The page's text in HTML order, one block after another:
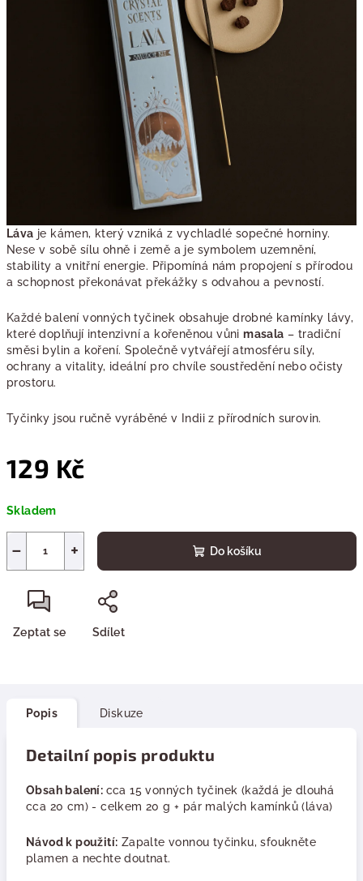
Láva je kámen, který vzniká z vychladlé sopečné horniny.
Nese v sobě sílu ohně i země a je symbolem uzemnění,
stability a vnitřní energie. Připomíná nám propojení s přírodou
a schopnost překonávat překážky s odvahou a pevností.
Každé balení vonných tyčinek obsahuje drobné kamínky lávy,
které doplňují intenzivní a kořeněnou vůnimasala – tradiční
směsi bylin a koření. Společně vytvářejí atmosféru síly,
ochrany a vitality, ideální pro chvíle soustředění nebo očisty
prostoru.
Tyčinky jsou ručně vyráběné v Indii z přírodních surovin.
129 Kč
cena:
Skladem
+
− Do košíku
Zeptat se Sdílet
Popis Diskuze
Detailní popis produktu
Obsah balení: cca 15 vonných tyčinek (každá je dlouhá
cca 20 cm) - celkem 20 g + pár malých kamínků (láva)
Návod k použití: Zapalte vonnou tyčinku, sfoukněte
plamen a nechte doutnat.